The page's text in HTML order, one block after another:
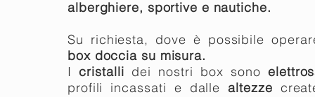
alberghiere, sportive e nautiche.
Su richiesta, dove è possibile
box doccia su misura.
Icristalli dei nostri box sono
profili incassati e dallealtezze